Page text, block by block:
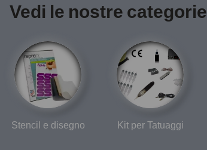
Vedi le nostre categorie
Stencil e disegno Kit per Tatuaggi